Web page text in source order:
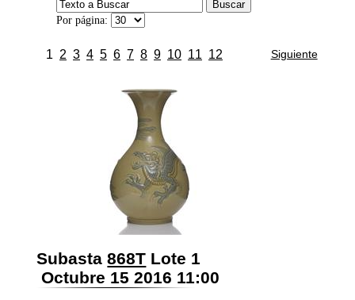
Por página:
1 2 3 4 5 6 7 8 9 10 11 12 Siguiente
Subasta 868T Lote 1
Octubre 15 2016 11:00